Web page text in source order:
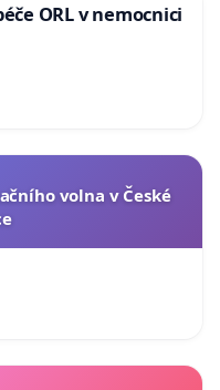
ORL v nemocnici
volna v České